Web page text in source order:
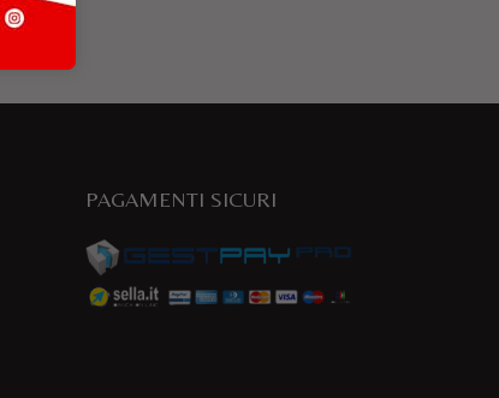
PAGAMENTI SICURI